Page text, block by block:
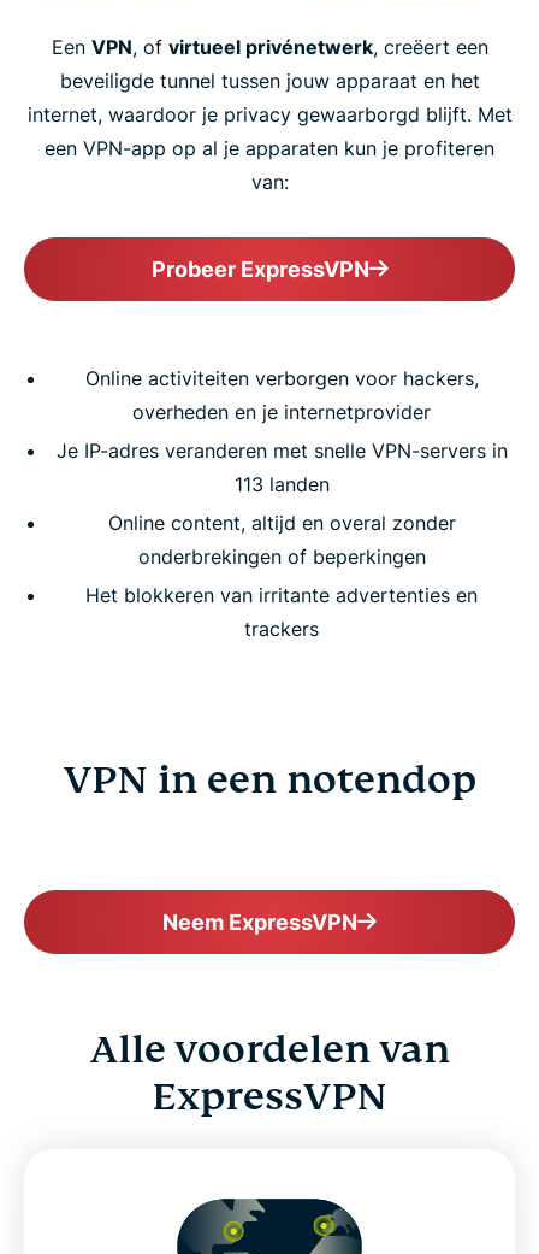
Een VPN, of virtueel privénetwerk, creëert een
beveiligde tunnel tussen jouw apparaat en het
internet, waardoor je privacy gewaarborgd blijft. Met
een VPN-app op al je apparaten kun je profiteren
van:
Probeer ExpressVPN
Online activiteiten verborgen voor hackers,
overheden en je internetprovider
Je IP-adres veranderen met snelle VPN-servers in
113 landen
Online content, altijd en overal zonder
onderbrekingen of beperkingen
Het blokkeren van irritante advertenties en
trackers
VPN in een notendop
Neem ExpressVPN
Alle voordelen van
ExpressVPN